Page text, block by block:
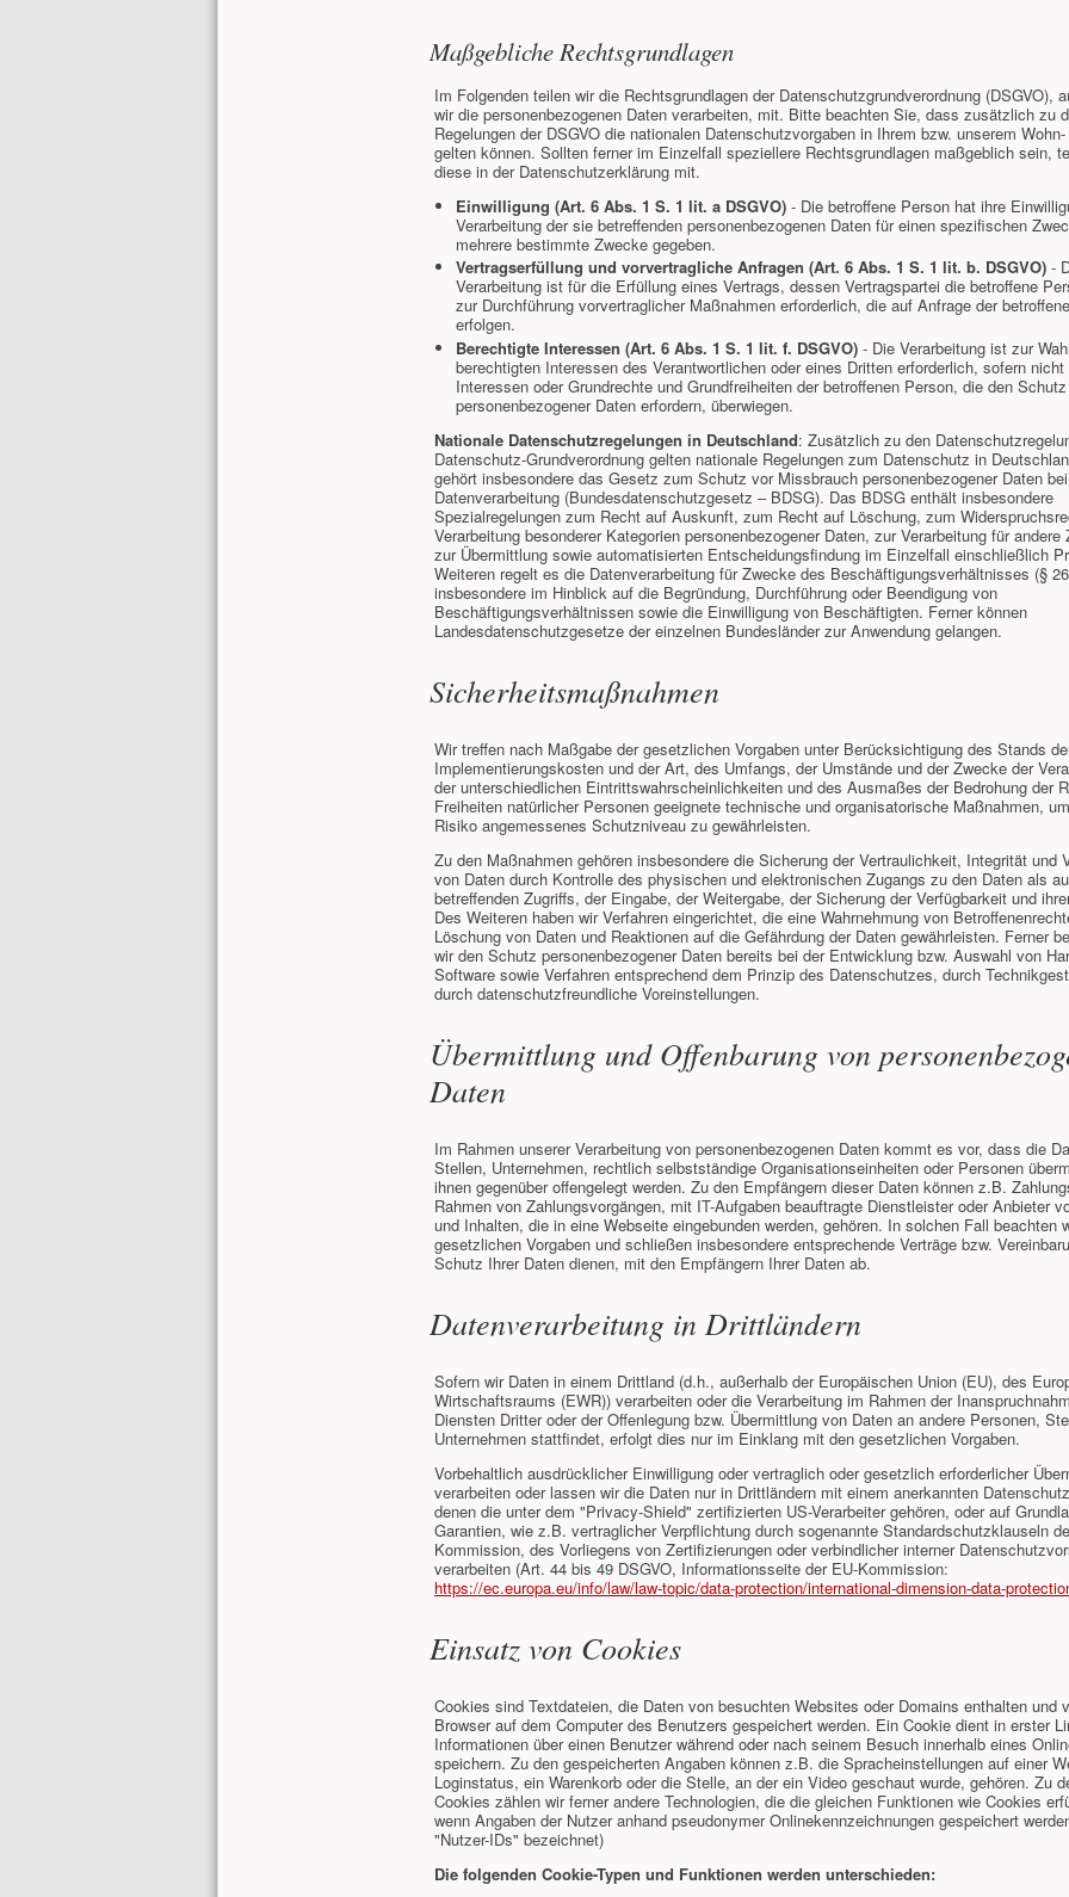
Maßgebliche Rechtsgrundlagen
Im Folgenden teilen wir die Rechtsgrundlagen der Datenschutzgrundverordnung (DSGVO),
wir die personenbezogenen Daten verarbeiten, mit. Bitte beachten Sie, dass zusätzlich zu
Regelungen der DSGVO die nationalen Datenschutzvorgaben in Ihrem bzw. unserem
gelten können. Sollten ferner im Einzelfall speziellere Rechtsgrundlagen maßgeblich sein,
diese in der Datenschutzerklärung mit.
Einwilligung (Art. 6 Abs. 1 S. 1 lit. a DSGVO) - Die betroffene Person hat ihre
Verarbeitung der sie betreffenden personenbezogenen Daten für einen spezifischen
mehrere bestimmte Zwecke gegeben.
Vertragserfüllung und vorvertragliche Anfragen (Art. 6 Abs. 1 S. 1 lit. b. DSGVO) -
Verarbeitung ist für die Erfüllung eines Vertrags, dessen Vertragspartei die betroffene
zur Durchführung vorvertraglicher Maßnahmen erforderlich, die auf Anfrage der
erfolgen.
Berechtigte Interessen (Art. 6 Abs. 1 S. 1 lit. f. DSGVO) - Die Verarbeitung ist zur
berechtigten Interessen des Verantwortlichen oder eines Dritten erforderlich, sofern nicht
Interessen oder Grundrechte und Grundfreiheiten der betroffenen Person, die den Schutz
personenbezogener Daten erfordern, überwiegen.
Nationale Datenschutzregelungen in Deutschland: Zusätzlich zu den
Datenschutz-Grundverordnung gelten nationale Regelungen zum Datenschutz in
gehört insbesondere das Gesetz zum Schutz vor Missbrauch personenbezogener Daten
Datenverarbeitung (Bundesdatenschutzgesetz – BDSG). Das BDSG enthält insbesondere
Spezialregelungen zum Recht auf Auskunft, zum Recht auf Löschung, zum
Verarbeitung besonderer Kategorien personenbezogener Daten, zur Verarbeitung für andere
zur Übermittlung sowie automatisierten Entscheidungsfindung im Einzelfall einschließlich
Weiteren regelt es die Datenverarbeitung für Zwecke des Beschäftigungsverhältnisses (§
insbesondere im Hinblick auf die Begründung, Durchführung oder Beendigung von
Beschäftigungsverhältnissen sowie die Einwilligung von Beschäftigten. Ferner können
Landesdatenschutzgesetze der einzelnen Bundesländer zur Anwendung gelangen.
Sicherheitsmaßnahmen
Wir treffen nach Maßgabe der gesetzlichen Vorgaben unter Berücksichtigung des Stands
Implementierungskosten und der Art, des Umfangs, der Umstände und der Zwecke der
der unterschiedlichen Eintrittswahrscheinlichkeiten und des Ausmaßes der Bedrohung der
Freiheiten natürlicher Personen geeignete technische und organisatorische Maßnahmen,
Risiko angemessenes Schutzniveau zu gewährleisten.
Zu den Maßnahmen gehören insbesondere die Sicherung der Vertraulichkeit, Integrität und
von Daten durch Kontrolle des physischen und elektronischen Zugangs zu den Daten als
betreffenden Zugriffs, der Eingabe, der Weitergabe, der Sicherung der Verfügbarkeit und
Des Weiteren haben wir Verfahren eingerichtet, die eine Wahrnehmung von
Löschung von Daten und Reaktionen auf die Gefährdung der Daten gewährleisten. Ferner
wir den Schutz personenbezogener Daten bereits bei der Entwicklung bzw. Auswahl von
Software sowie Verfahren entsprechend dem Prinzip des Datenschutzes, durch
durch datenschutzfreundliche Voreinstellungen.
Übermittlung und Offenbarung von
Daten
Im Rahmen unserer Verarbeitung von personenbezogenen Daten kommt es vor, dass die
Stellen, Unternehmen, rechtlich selbstständige Organisationseinheiten oder Personen
ihnen gegenüber offengelegt werden. Zu den Empfängern dieser Daten können z.B.
Rahmen von Zahlungsvorgängen, mit IT-Aufgaben beauftragte Dienstleister oder Anbieter
und Inhalten, die in eine Webseite eingebunden werden, gehören. In solchen Fall beachten
gesetzlichen Vorgaben und schließen insbesondere entsprechende Verträge bzw.
Schutz Ihrer Daten dienen, mit den Empfängern Ihrer Daten ab.
Datenverarbeitung in Drittländern
Sofern wir Daten in einem Drittland (d.h., außerhalb der Europäischen Union (EU), des
Wirtschaftsraums (EWR)) verarbeiten oder die Verarbeitung im Rahmen der
Diensten Dritter oder der Offenlegung bzw. Übermittlung von Daten an andere Personen,
Unternehmen stattfindet, erfolgt dies nur im Einklang mit den gesetzlichen Vorgaben.
Vorbehaltlich ausdrücklicher Einwilligung oder vertraglich oder gesetzlich erforderlicher
verarbeiten oder lassen wir die Daten nur in Drittländern mit einem anerkannten
denen die unter dem "Privacy-Shield" zertifizierten US-Verarbeiter gehören, oder auf
Garantien, wie z.B. vertraglicher Verpflichtung durch sogenannte Standardschutzklauseln
Kommission, des Vorliegens von Zertifizierungen oder verbindlicher interner
verarbeiten (Art. 44 bis 49 DSGVO, Informationsseite der EU-Kommission:
https://ec.europa.eu/info/law/law-topic/data-protection/international-dimension-data-
Einsatz von Cookies
Cookies sind Textdateien, die Daten von besuchten Websites oder Domains enthalten und
Browser auf dem Computer des Benutzers gespeichert werden. Ein Cookie dient in erster
Informationen über einen Benutzer während oder nach seinem Besuch innerhalb eines
speichern. Zu den gespeicherten Angaben können z.B. die Spracheinstellungen auf einer
Loginstatus, ein Warenkorb oder die Stelle, an der ein Video geschaut wurde, gehören. Zu
Cookies zählen wir ferner andere Technologien, die die gleichen Funktionen wie Cookies
wenn Angaben der Nutzer anhand pseudonymer Onlinekennzeichnungen gespeichert
"Nutzer-IDs" bezeichnet)
Die folgenden Cookie-Typen und Funktionen werden unterschieden: